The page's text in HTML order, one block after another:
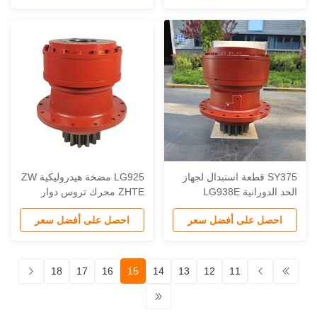
SY375 قطعة استبدال لجهاز
الحد الدورانية LG938E
LG939E LG942E
احصل على أفضل سعر
LG925 مضخة هيدروليكية ZW
ZHTE محرك تروس دوار
خفض دائرة مفتوحة مناسبة
على قطاعات آلات البناء
احصل على أفضل سعر
11
12
13
14
15
16
17
18